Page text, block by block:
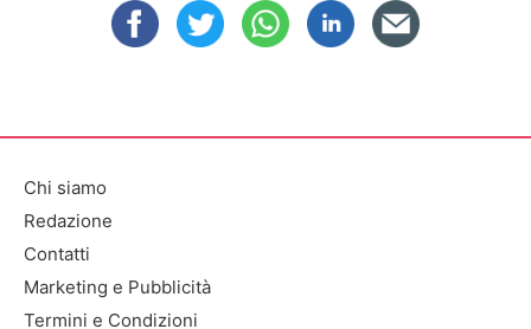
Chi siamo
Redazione
Contatti
Marketing e Pubblicità
Termini e Condizioni